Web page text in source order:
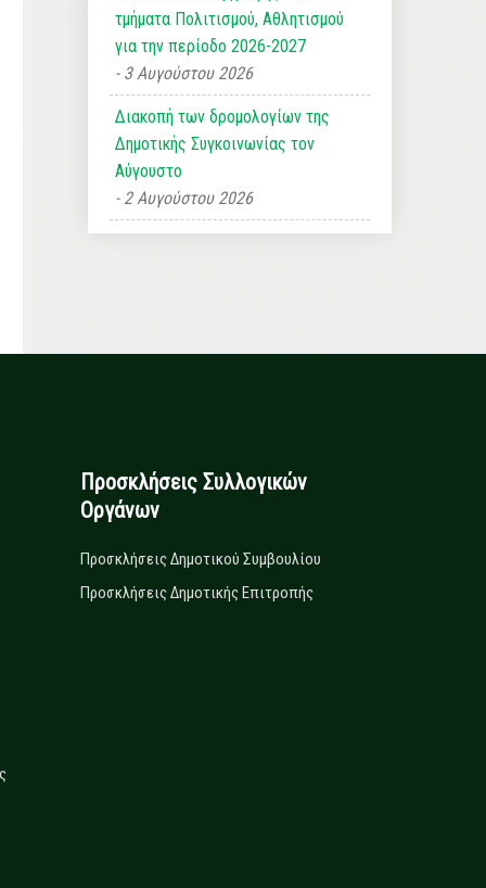
τμήματα Πολιτισμού, Αθλητισμού
για την περίοδο 2026-2027
3 Αυγούστου 2026
Διακοπή των δρομολογίων της
Δημοτικής Συγκοινωνίας τον
Αύγουστο
2 Αυγούστου 2026
Προσκλήσεις Συλλογικών
Οργάνων
Προσκλήσεις Δημοτικού Συμβουλίου
Προσκλήσεις Δημοτικής Επιτροπής